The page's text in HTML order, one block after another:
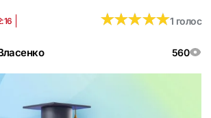
560
★★★★★
★★★★★1 голос